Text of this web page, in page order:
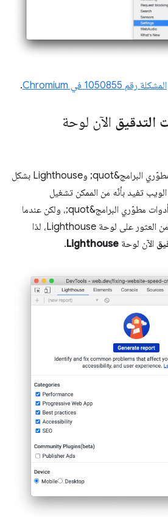
المشكلة رقم 1050855 في Chromium .
التدقيق الآن لوحة
تلقّى فريقا &quot;أدوات مطوّري البرامج&quot; وLighthouse بشكل
تفيد بأنّه من الممكن تشغيل
من &quot;أدوات مطوّري البرامج&quot;، ولكن عندما
حاولوا تجربتها، لم يتمكّنوا من العثور على لوحة Lighthouse، لذا
الآن لوحة Lighthouse
.